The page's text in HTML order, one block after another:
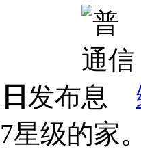
发布
星级的家